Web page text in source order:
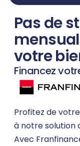
Pas de
votre
Financez
Profitez de
à notre solution
Avec